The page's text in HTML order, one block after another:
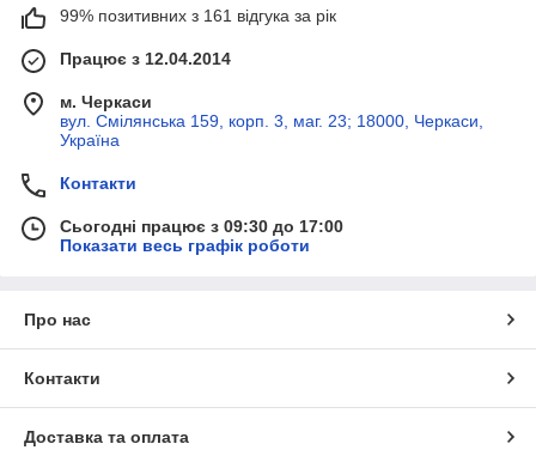
99% позитивних з 161 відгука за рік
Працює з 12.04.2014
м. Черкаси
вул. Смілянська 159, корп. 3, маг. 23; 18000, Черкаси,
Україна
Контакти
Сьогодні працює з 09:30 до 17:00
Показати весь графік роботи
Про нас
Контакти
Доставка та оплата